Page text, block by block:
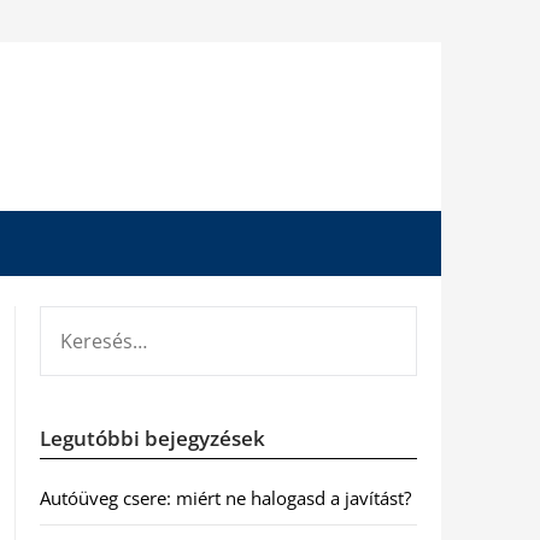
Legutóbbi bejegyzések
Autóüveg csere: miért ne halogasd a javítást?